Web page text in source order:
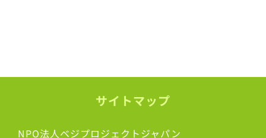
サイトマップ
NPO法人ベジプロジェクトジャパン